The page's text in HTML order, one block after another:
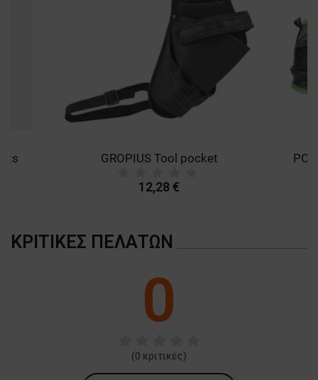
GROPIUS Tool pocket
12,28 €
ΚΡΙΤΙΚΈΣ ΠΕΛΑΤΏΝ
0
(0 κριτικές)